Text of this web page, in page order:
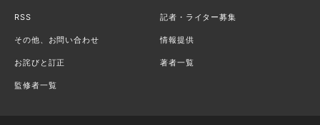
RSS 記者・ライター募集
その他、お問い合わせ 情報提供
お詫びと訂正 著者一覧
監修者一覧